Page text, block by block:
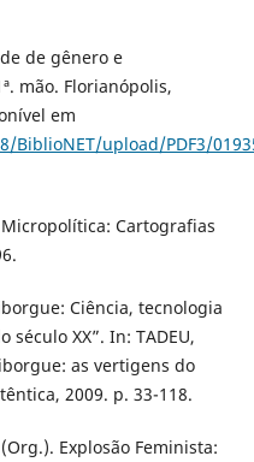
de gênero e
mão. Florianópolis,
em
upload/PDF3/
Micropolítica: Cartografias
Ciência, tecnologia
XX”. In: TADEU,
as vertigens do
2009. p. 33-118.
Explosão Feminista: